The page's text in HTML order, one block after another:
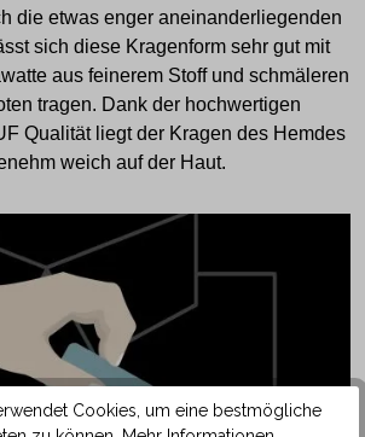
die etwas enger aneinanderliegenden
sich diese Kragenform sehr gut mit
aus feinerem Stoff und schmäleren
tragen. Dank der hochwertigen
Qualität liegt der Kragen des Hemdes
weich auf der Haut.
Cookies, um eine bestmögliche